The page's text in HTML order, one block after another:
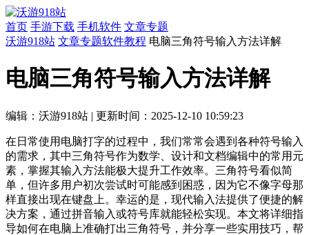
首页 手游下载 手机软件 文章专题
沃游918站 文章专题软件教程 电脑三角符号输入方法详解
电脑三角符号输入方法详解
编辑：沃游918站 | 更新时间：2025-12-10 10:59:23
在日常使用电脑打字的过程中，我们常常会遇到各种符号输入
的需求，其中三角符号作为数学、设计和文档编辑中的常用元
素，掌握其输入方法能极大提升工作效率。三角符号看似简
单，但许多用户初次尝试时可能感到困惑，因为它不像字母那
样直接出现在键盘上。幸运的是，现代输入法提供了便捷的解
决方案，通过拼音输入或符号库就能轻松实现。本文将详细指
导如何在电脑上准确打出三角符号，并分享一些实用技巧，帮